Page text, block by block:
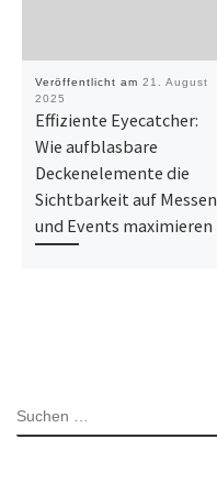
Veröffentlicht am 21. August
2025
Effiziente Eyecatcher:
Wie aufblasbare
Deckenelemente die
Sichtbarkeit auf Messen
und Events maximieren
SUCHE